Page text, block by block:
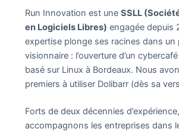
Run Innovation est une SSLL
en Logiciels Libres) engagée depuis
expertise plonge ses racines dans un
visionnaire : l’ouverture d’un
basé sur Linux à Bordeaux. Nous
premiers à utiliser Dolibarr (dès sa
Forts de deux décennies
accompagnons les entreprises dans